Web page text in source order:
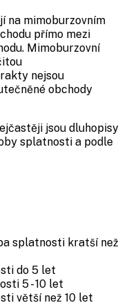
na mimoburzovním
přímo mezi
Mimoburzovní
nejsou
obchody
jsou dluhopisy
splatnosti a podle
splatnosti kratší než
do 5 let
5 - 10 let
větší než 10 let